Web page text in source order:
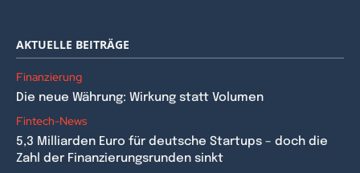
AKTUELLE BEITRÄGE
Finanzierung
Die neue Währung: Wirkung statt Volumen
Fintech-News
5,3 Milliarden Euro für deutsche Startups – doch die
Zahl der Finanzierungsrunden sinkt